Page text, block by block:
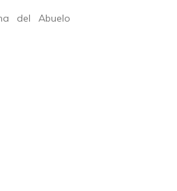
del Abuelo